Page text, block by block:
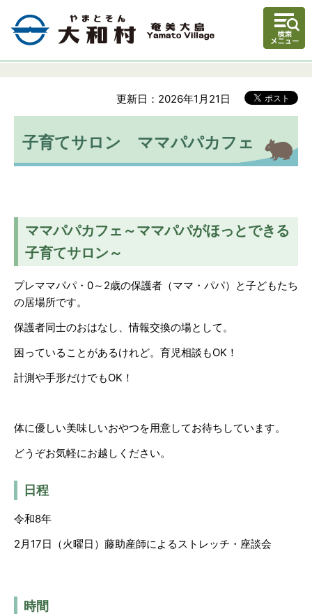
更新日：2026年1月21日
子育てサロン ママパパカフェ
ママパパカフェ～ママパパがほっとできる
子育てサロン～
プレママパパ・0～2歳の保護者（ママ・パパ）と子どもたち
の居場所です。
保護者同士のおはなし、情報交換の場として。
困っていることがあるけれど。育児相談もOK！
計測や手形だけでもOK！
体に優しい美味しいおやつを用意してお待ちしています。
どうぞお気軽にお越しください。
日程
令和8年
2月17日（火曜日）藤助産師によるストレッチ・座談会
時間